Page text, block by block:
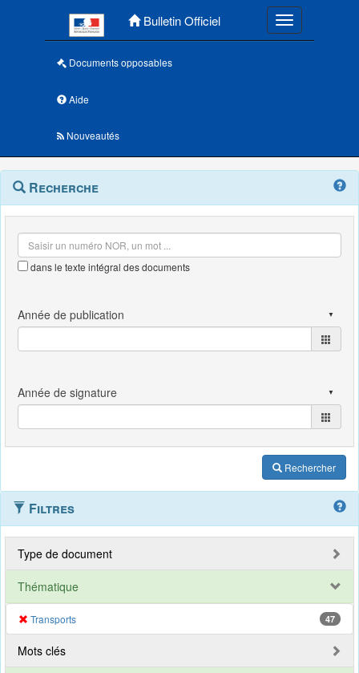
Bulletin Officiel Toggle
Documents opposables
Aide
Nouveautés
Navigation
outils
Menu
contextuel
Recherche
dans le texte intégral des documents
Rechercher
Filtres
Type de document
Thématique
Transports 47
Mots clés